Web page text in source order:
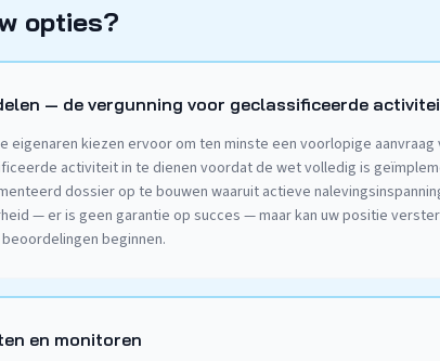
opties?
— de vergunning voor geclassificeerde
eigenaren kiezen ervoor om ten minste een voorlopige
activiteit in te dienen voordat de wet volledig is
dossier op te bouwen waaruit actieve
— er is geen garantie op succes — maar kan uw positie
beginnen.
en monitoren